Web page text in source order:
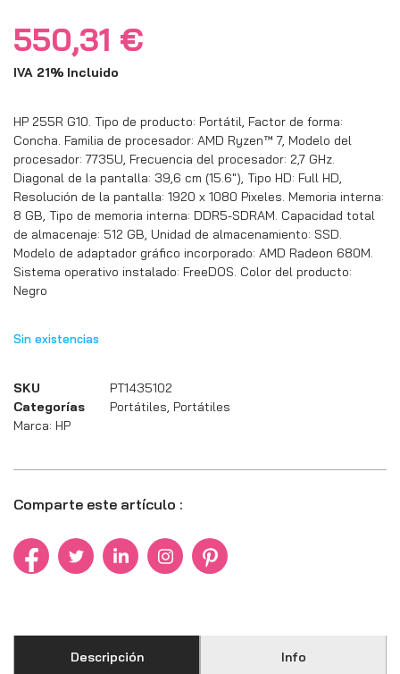
550,31 €
IVA 21% Incluido
HP 255R G10. Tipo de producto: Portátil, Factor de forma:
Concha. Familia de procesador: AMD Ryzen™ 7, Modelo del
procesador: 7735U, Frecuencia del procesador: 2,7 GHz.
Diagonal de la pantalla: 39,6 cm (15.6″), Tipo HD: Full HD,
Resolución de la pantalla: 1920 x 1080 Pixeles. Memoria interna:
8 GB, Tipo de memoria interna: DDR5-SDRAM. Capacidad total
de almacenaje: 512 GB, Unidad de almacenamiento: SSD.
Modelo de adaptador gráfico incorporado: AMD Radeon 680M.
Sistema operativo instalado: FreeDOS. Color del producto:
Negro
Sin existencias
SKU
PT1435102
Categorías
Portátiles, Portátiles
Marca: HP
Comparte este artículo :
Descripción Info